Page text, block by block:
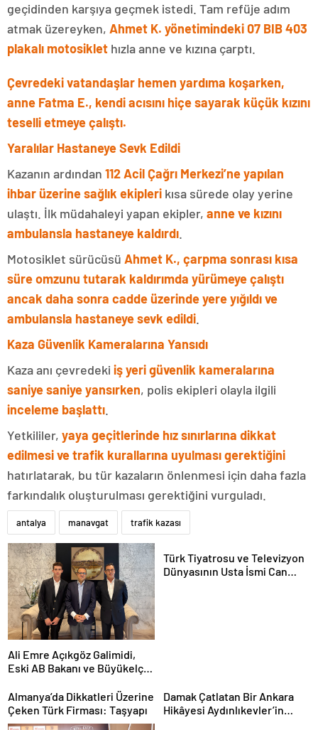
geçidinden karşıya geçmek istedi. Tam refüje adım
atmak üzereyken, Ahmet K. yönetimindeki 07 BIB 403
plakalı motosiklet hızla anne ve kızına çarptı.
Çevredeki vatandaşlar hemen yardıma koşarken,
anne Fatma E., kendi acısını hiçe sayarak küçük kızını
teselli etmeye çalıştı.
Yaralılar Hastaneye Sevk Edildi
Kazanın ardından 112 Acil Çağrı Merkezi’ne yapılan
ihbar üzerine sağlık ekipleri kısa sürede olay yerine
ulaştı. İlk müdahaleyi yapan ekipler, anne ve kızını
ambulansla hastaneye kaldırdı
Motosiklet sürücüsü Ahmet K., çarpma sonrası kısa
süre omzunu tutarak kaldırımda yürümeye çalıştı
ancak daha sonra cadde üzerinde yere yığıldı ve
ambulansla hastaneye sevk edildi
Kaza Güvenlik Kameralarına Yansıdı
Kaza anı çevredeki iş yeri güvenlik kameralarına
saniye saniye yansırken, polis ekipleri olayla ilgili
inceleme başlattı
Yetkililer, yaya geçitlerinde hız sınırlarına dikkat
edilmesi ve trafik kurallarına uyulması gerektiğini
hatırlatarak, bu tür kazaların önlenmesi için daha fazla
farkındalık oluşturulması gerektiğini vurguladı.
antalya manavgat trafik kazası
Ali Emre Açıkgöz Galimidi,
Eski AB Bakanı ve Büyükelçi
Geldi
Türk Tiyatrosu ve Televizyon
Dünyasının Usta İsmi Can
Almanya’da Dikkatleri Üzerine
Çeken Türk Firması: Taşyapı
Damak Çatlatan Bir Ankara
Hikâyesi Aydınlıkevler’in